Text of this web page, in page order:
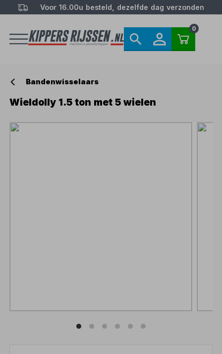
Voor 16.00u besteld, dezelfde dag verzonden
0
Bandenwisselaars
Wieldolly 1.5 ton met 5 wielen